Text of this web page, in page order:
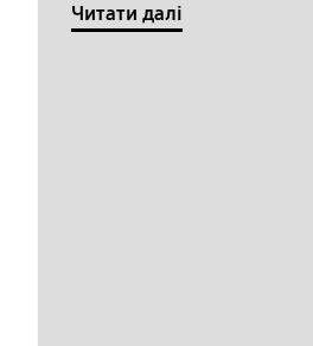
Читати далі